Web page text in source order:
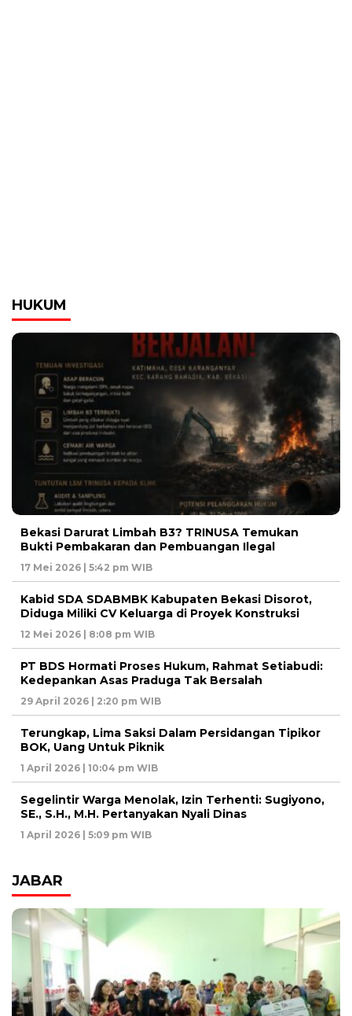
HUKUM
Bekasi Darurat Limbah B3? TRINUSA Temukan
Bukti Pembakaran dan Pembuangan Ilegal
17 Mei 2026 | 5:42 pm WIB
Kabid SDA SDABMBK Kabupaten Bekasi Disorot,
Diduga Miliki CV Keluarga di Proyek Konstruksi
12 Mei 2026 | 8:08 pm WIB
PT BDS Hormati Proses Hukum, Rahmat Setiabudi:
Kedepankan Asas Praduga Tak Bersalah
29 April 2026 | 2:20 pm WIB
Terungkap, Lima Saksi Dalam Persidangan Tipikor
BOK, Uang Untuk Piknik
1 April 2026 | 10:04 pm WIB
Segelintir Warga Menolak, Izin Terhenti: Sugiyono,
SE., S.H., M.H. Pertanyakan Nyali Dinas
1 April 2026 | 5:09 pm WIB
JABAR